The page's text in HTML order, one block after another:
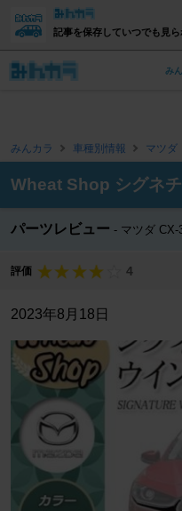
記事を保存していつでも見ら
み
みんカラ 車種別情報 マツダ
Wheat Shop シグネ
パーツレビュー マツダ CX-
評価 4
2023年8月18日